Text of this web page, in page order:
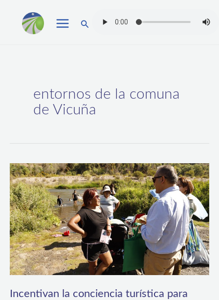
Buscar
entornos de la comuna
de Vicuña
Incentivan la conciencia turística para
Incentivan
la
conciencia
turística
para
cuidar
los
entornos